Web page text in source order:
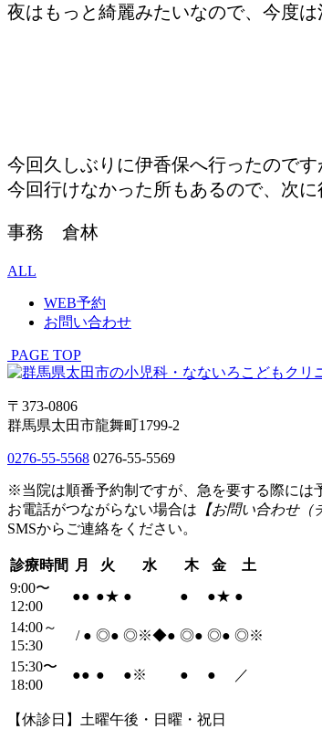
夜はもっと綺麗みたいなので、今度
今回久しぶりに伊香保へ行ったので
今回行けなかった所もあるので、次
事務 倉林
ALL
WEB予約
お問い合わせ
PAGE TOP
〒373-0806
群馬県太田市龍舞町1799-2
0276-55-5568 0276-55-5569
※当院は順番予約制ですが、急を要する際には
お電話がつながらない場合は 【お問い合わせ（
SMSからご連絡をください。
診療時間 月 火 水 木 金
土
9:00〜
12:00
●● ●★ ● ● ●★ ●
14:00～
15:30
/ ● ◎● ◎※◆● ◎● ◎● ◎※
15:30〜
18:00
●● ● ●※ ● ● ／
【休診日】土曜午後・日曜・祝日